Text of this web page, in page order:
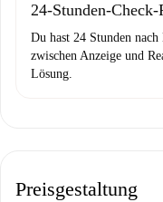
24-Stunden-
Du hast 24 Stunden
zwischen Anzeige und
Lösung.
Preisgestaltung